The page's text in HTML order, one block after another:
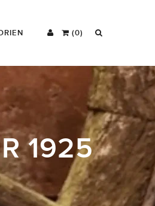
(0)
1925